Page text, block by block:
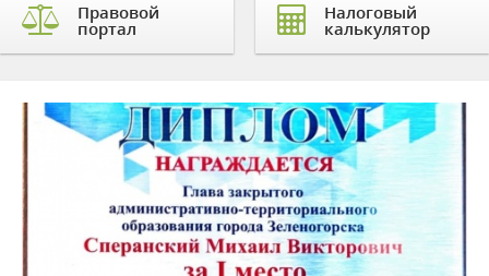
Правовой
портал
Налоговый
калькулятор